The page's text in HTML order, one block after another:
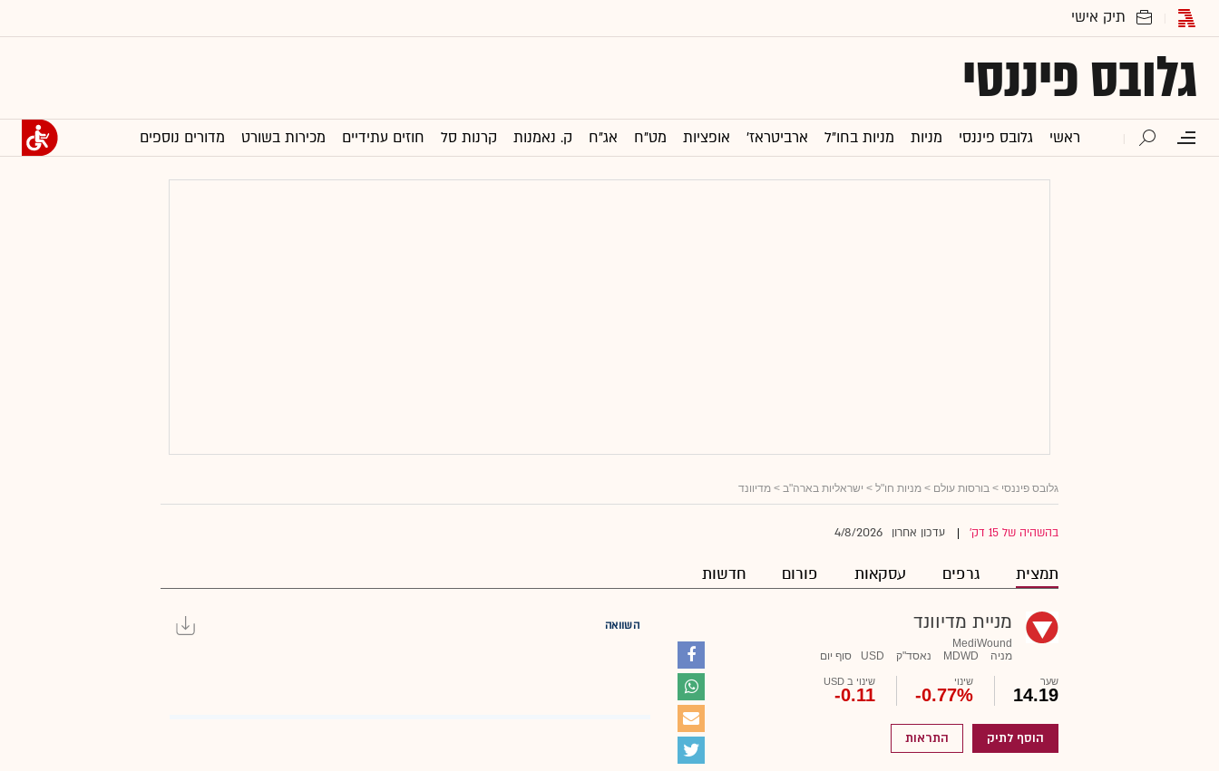
גלובס פיננסי
ראשי גלובס פיננסי מניות מניות בחו"ל ארביטראז' אופציות מט"ח אג"ח ק. נאמנות קרנות סל חוזים עתידיים מכירות בשורט מדורים נוספים
גלובס פיננסי > בורסות עולם > מניות חו"ל > ישראליות בארה"ב > מדיוונד
בהשהיה של 15 דק' עדכון אחרון 4/8/2026
תמצית גרפים עסקאות פורום חדשות
מניית מדיוונד
MediWound
מניה
MDWD נאסד"ק USD סוף יום
שער
14.19
שינוי
-0.77%
שינוי ב USD
-0.11
הוסף לתיק התראות
השוואה